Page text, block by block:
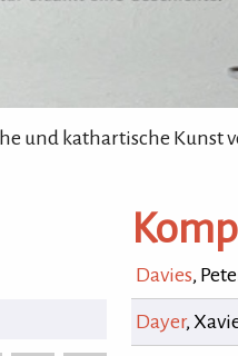
und kathartische Kunst
Davies,
Dayer,